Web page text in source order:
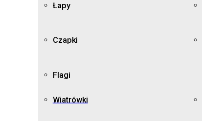
Łapy
Czapki
Flagi
Wiatrówki